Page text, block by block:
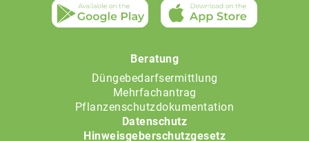
Beratung
Düngebedarfsermittlung
Mehrfachantrag
Pflanzenschutzdokumentation
Datenschutz
Hinweisgeberschutzgesetz